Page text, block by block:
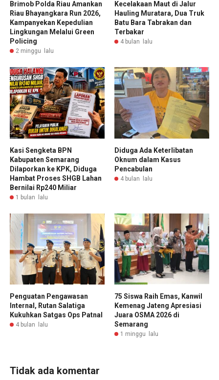
Brimob Polda Riau Amankan
Riau Bhayangkara Run 2026,
Kampanyekan Kepedulian
Lingkungan Melalui Green
Policing
2 minggu lalu
Kecelakaan Maut di Jalur
Hauling Muratara, Dua Truk
Batu Bara Tabrakan dan
Terbakar
4 bulan lalu
Kasi Sengketa BPN
Kabupaten Semarang
Dilaporkan ke KPK, Diduga
Hambat Proses SHGB Lahan
Bernilai Rp240 Miliar
1 bulan lalu
Diduga Ada Keterlibatan
Oknum dalam Kasus
Pencabulan
4 bulan lalu
Penguatan Pengawasan
Internal, Rutan Salatiga
Kukuhkan Satgas Ops Patnal
4 bulan lalu
75 Siswa Raih Emas, Kanwil
Kemenag Jateng Apresiasi
Juara OSMA 2026 di
Semarang
1 minggu lalu
Tidak ada komentar